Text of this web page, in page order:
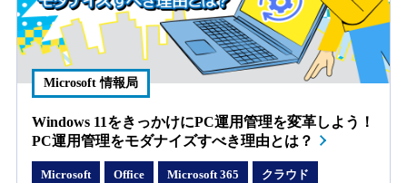
Microsoft 情報局
Windows 11をきっかけにPC運用管理を変革しよう！
PC運用管理をモダナイズすべき理由とは？
Microsoft Office Microsoft 365 クラウド